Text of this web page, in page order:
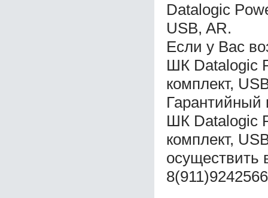
Datalogic
USB, AR.
Если у Вас
ШК Datalogic
комплект,
Гарантийный
ШК Datalogic
комплект,
осуществить